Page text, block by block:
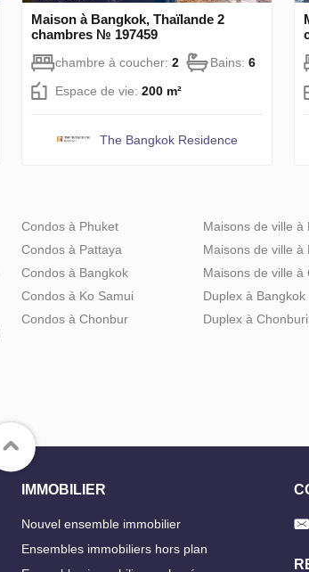
Maison à Bangkok, Thaïlande 2
chambres № 197459
chambre à coucher: 2 Bains: 6
Espace de vie: 200 m²
The Bangkok Residence
Condos à Phuket
Condos à Pattaya
Condos à Bangkok
Condos à Ko Samui
Condos à Chonbur
Maisons de ville à
Maisons de ville à
Maisons de ville à
Duplex à Bangkok
Duplex à Chonburi
IMMOBILIER
Nouvel ensemble immobilier
Ensembles immobiliers hors plan